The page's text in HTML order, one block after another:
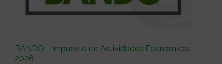
BANDO - Impuesto de Actividades Económicas
2026